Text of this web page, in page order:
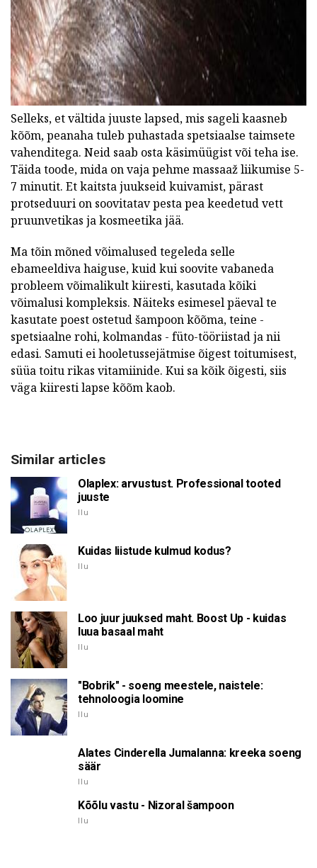
Selleks, et vältida juuste lapsed, mis sageli kaasneb
kõõm, peanaha tuleb puhastada spetsiaalse taimsete
vahenditega. Neid saab osta käsimüügist või teha ise.
Täida toode, mida on vaja pehme massaaž liikumise 5-
7 minutit. Et kaitsta juukseid kuivamist, pärast
protseduuri on soovitatav pesta pea keedetud vett
pruunvetikas ja kosmeetika jää.
Ma tõin mõned võimalused tegeleda selle
ebameeldiva haiguse, kuid kui soovite vabaneda
probleem võimalikult kiiresti, kasutada kõiki
võimalusi kompleksis. Näiteks esimesel päeval te
kasutate poest ostetud šampoon kõõma, teine -
spetsiaalne rohi, kolmandas - füto-tööriistad ja nii
edasi. Samuti ei hooletussejätmise õigest toitumisest,
süüa toitu rikas vitamiinide. Kui sa kõik õigesti, siis
väga kiiresti lapse kõõm kaob.
Similar articles
Olaplex: arvustust. Professional tooted
juuste
Ilu
Kuidas liistude kulmud kodus?
Ilu
Loo juur juuksed maht. Boost Up - kuidas
luua basaal maht
Ilu
"Bobrik" - soeng meestele, naistele:
tehnoloogia loomine
Ilu
Alates Cinderella Jumalanna: kreeka soeng
säär
Ilu
Kõõlu vastu - Nizoral šampoon
Ilu